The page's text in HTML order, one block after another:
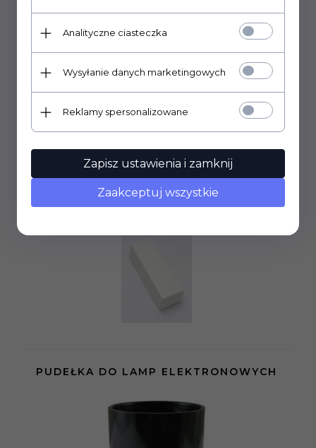
KAPTURKI LAMPOWE
PUDEŁKA DO LAMP ELEKTRONOWYCH
Analityczne ciasteczka
Wysyłanie danych marketingowych
Reklamy spersonalizowane
Zapisz ustawienia i zamknij
Zaakceptuj wszystkie